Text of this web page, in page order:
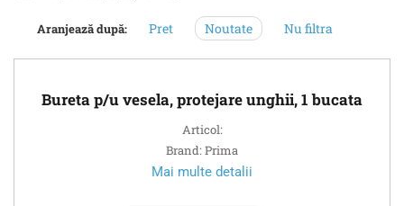
Aranjează după: Pret Noutate Nu filtra
Bureta p/u vesela, protejare unghii, 1 bucata
Articol:
Brand: Prima
Mai multe detalii